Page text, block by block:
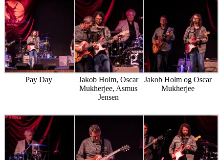
Pay Day
Jakob Holm, Oscar
Mukherjee, Asmus
Jensen
Jakob Holm og Oscar
Mukherjee